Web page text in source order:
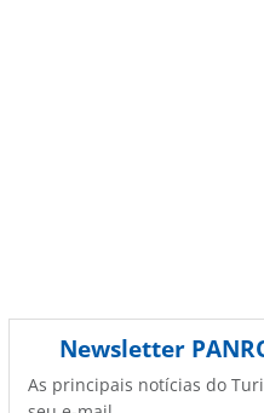
Newsletter
As principais notícias do